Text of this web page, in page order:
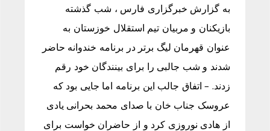
به گزارش خبرگزاری فارس ، شب گذشته
بازیکنان و مربیان تیم استقلال خوزستان به
عنوان قهرمان لیگ برتر در برنامه خندوانه حاضر
شدند و شب جالبی را برای بینندگان خود رقم
زدند. – اتفاق جالب این برنامه اما جایی بود که
عروسک جناب خان با صدای محمد بحرانی یادی
از هادی نوروزی کرد و از حاضران خواست برای